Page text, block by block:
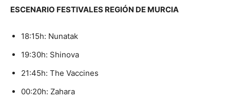
ESCENARIO FESTIVALES REGIÓN DE MURCIA
18:15h: Nunatak
19:30h: Shinova
21:45h: The Vaccines
00:20h: Zahara